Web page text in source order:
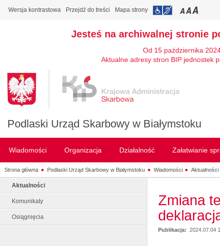
Wersja kontrastowa Przejdź do treści Mapa strony
Jesteś na archiwalnej stronie
Od 15 października
Aktualne adresy stron BIP jednostek
Podlaski Urząd Skarbowy w Białymstoku
Wiadomości Organizacja Działalność Załatwianie
Strona główna Podlaski Urząd Skarbowy w Białymstoku Wiadomości Aktualności
Aktualności
Komunikaty
Osiągnięcia
Zmiana
Publikacja: 2024.07.04